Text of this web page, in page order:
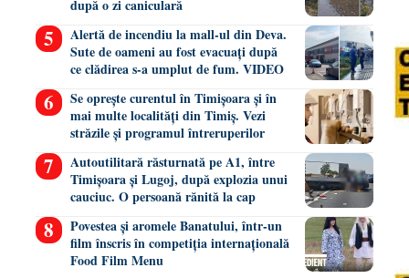
după o zi caniculară
Alertă de incendiu la mall-ul din Deva.
Sute de oameni au fost evacuați după
ce clădirea s-a umplut de fum. VIDEO
Se oprește curentul în Timișoara și în
mai multe localități din Timiș. Vezi
străzile și programul întreruperilor
Autoutilitară răsturnată pe A1, între
Timișoara și Lugoj, după explozia unui
cauciuc. O persoană rănită la cap
Povestea și aromele Banatului, într-un
film înscris în competiția internațională
Food Film Menu